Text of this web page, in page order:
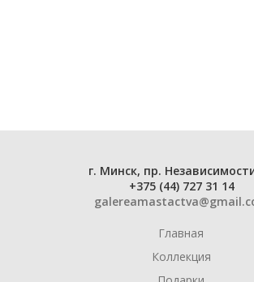
г. Минск, пр.
+375 (44) 727 31 14
Главная
Коллекция